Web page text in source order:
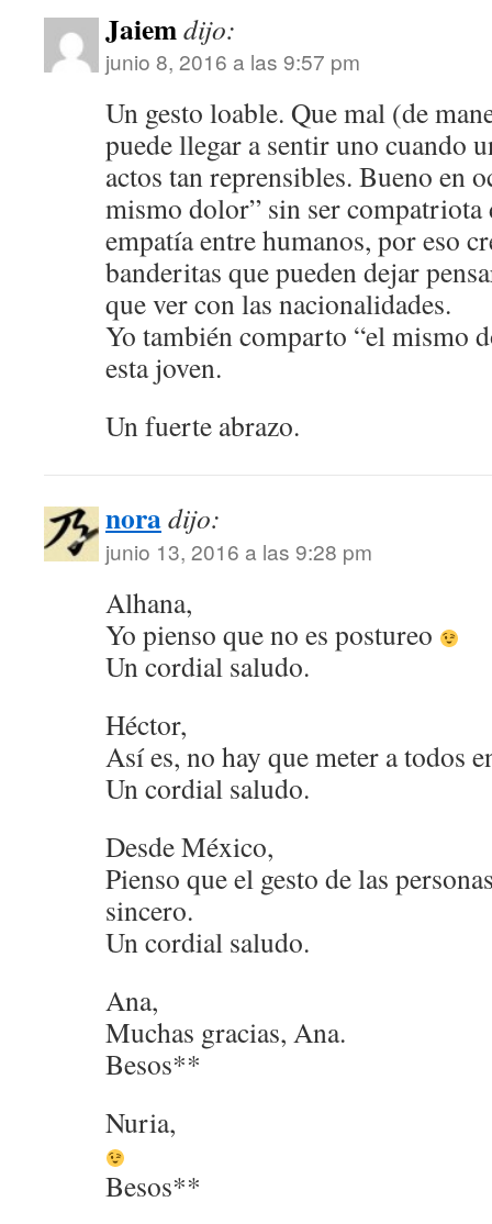
Jaiemdijo:
junio 8, 2016 a las 9:57 pm
Un gesto loable. Que mal (de
puede llegar a sentir uno cuando
actos tan reprensibles. Bueno en
mismo dolor” sin ser compatriota
empatía entre humanos, por eso
banderitas que pueden dejar
que ver con las nacionalidades.
Yo también comparto “el mismo
esta joven.
Un fuerte abrazo.
noradijo:
junio 13, 2016 a las 9:28 pm
Alhana,
Yo pienso que no es postureo
Un cordial saludo.
Héctor,
Así es, no hay que meter a todos
Un cordial saludo.
Desde México,
Pienso que el gesto de las
sincero.
Un cordial saludo.
Ana,
Muchas gracias, Ana.
Besos**
Nuria,
Besos**